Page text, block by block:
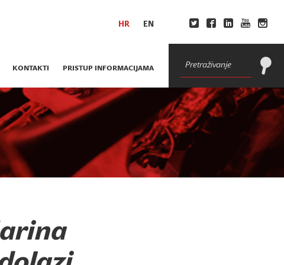
HR EN
KONTAKTI PRISTUP INFORMACIJAMA